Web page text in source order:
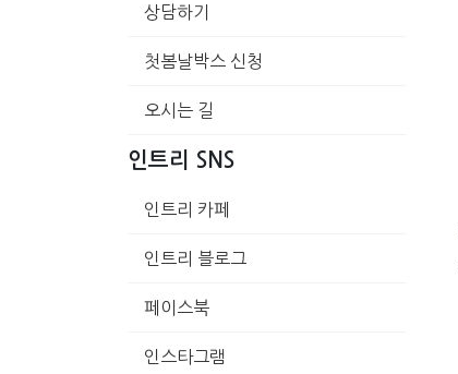
상담하기
첫봄날박스 신청
오시는 길
인트리 SNS
인트리 카페
인트리 블로그
페이스북
인스타그램